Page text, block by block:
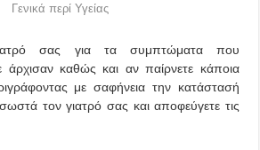
Γενικά περί Υγείας
σας για τα συμπτώματα που
άρχισαν καθώς και αν παίρνετε κάποια
με σαφήνεια την κατάστασή
τον γιατρό σας και αποφεύγετε τις